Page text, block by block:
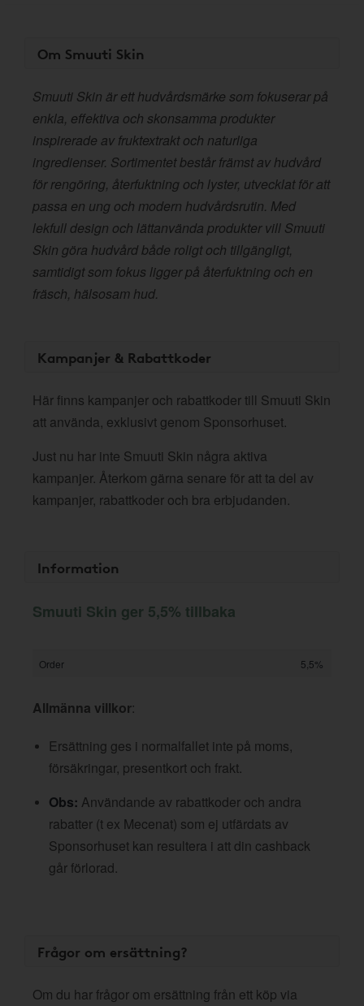
Om Smuuti Skin
Smuuti Skin är ett hudvårdsmärke som fokuserar på
enkla, effektiva och skonsamma produkter
inspirerade av fruktextrakt och naturliga
ingredienser. Sortimentet består främst av hudvård
för rengöring, återfuktning och lyster, utvecklat för att
passa en ung och modern hudvårdsrutin. Med
lekfull design och lättanvända produkter vill Smuuti
Skin göra hudvård både roligt och tillgängligt,
samtidigt som fokus ligger på återfuktning och en
fräsch, hälsosam hud.
Kampanjer & Rabattkoder
Här finns kampanjer och rabattkoder till Smuuti Skin
att använda, exklusivt genom Sponsorhuset.
Just nu har inte Smuuti Skin några aktiva
kampanjer. Återkom gärna senare för att ta del av
kampanjer, rabattkoder och bra erbjudanden.
Information
Smuuti Skin ger 5,5% tillbaka
Order 5,5%
Allmänna villkor:
Ersättning ges i normalfallet inte på moms,
försäkringar, presentkort och frakt.
Obs: Användande av rabattkoder och andra
rabatter (t ex Mecenat) som ej utfärdats av
Sponsorhuset kan resultera i att din cashback
går förlorad.
Frågor om ersättning?
Om du har frågor om ersättning från ett köp via